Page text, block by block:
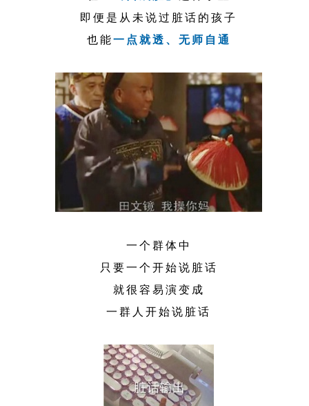
即便是从未说过脏话的孩子
也能一点就透、无师自通
一个群体中
只要一个开始说脏话
就很容易演变成
一群人开始说脏话